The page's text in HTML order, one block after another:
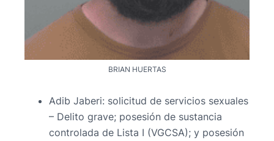
BRIAN HUERTAS
Adib Jaberi: solicitud de servicios sexuales
– Delito grave; posesión de sustancia
controlada de Lista I (VGCSA); y posesión